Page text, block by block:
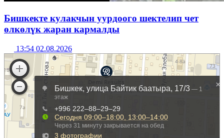
Бишкекте кулакчын уурдоого шектелип чет
өлкөлүк жаран кармалды
13:54 02.08.2026